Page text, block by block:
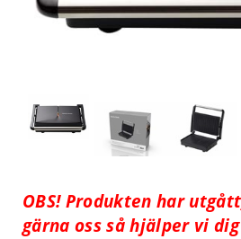
OBS! Produkten har
gärna oss så hjälper vi